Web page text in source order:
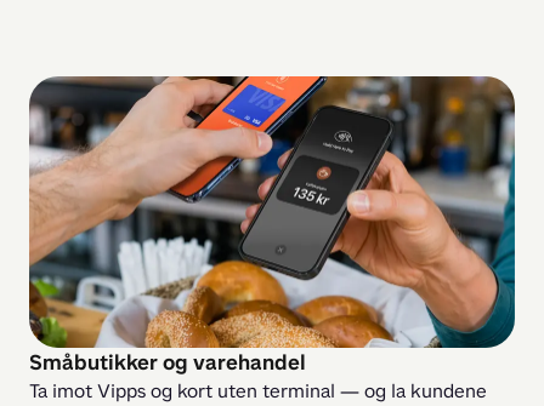
Småbutikker og varehandel
Ta imot Vipps og kort uten terminal — og la kundene